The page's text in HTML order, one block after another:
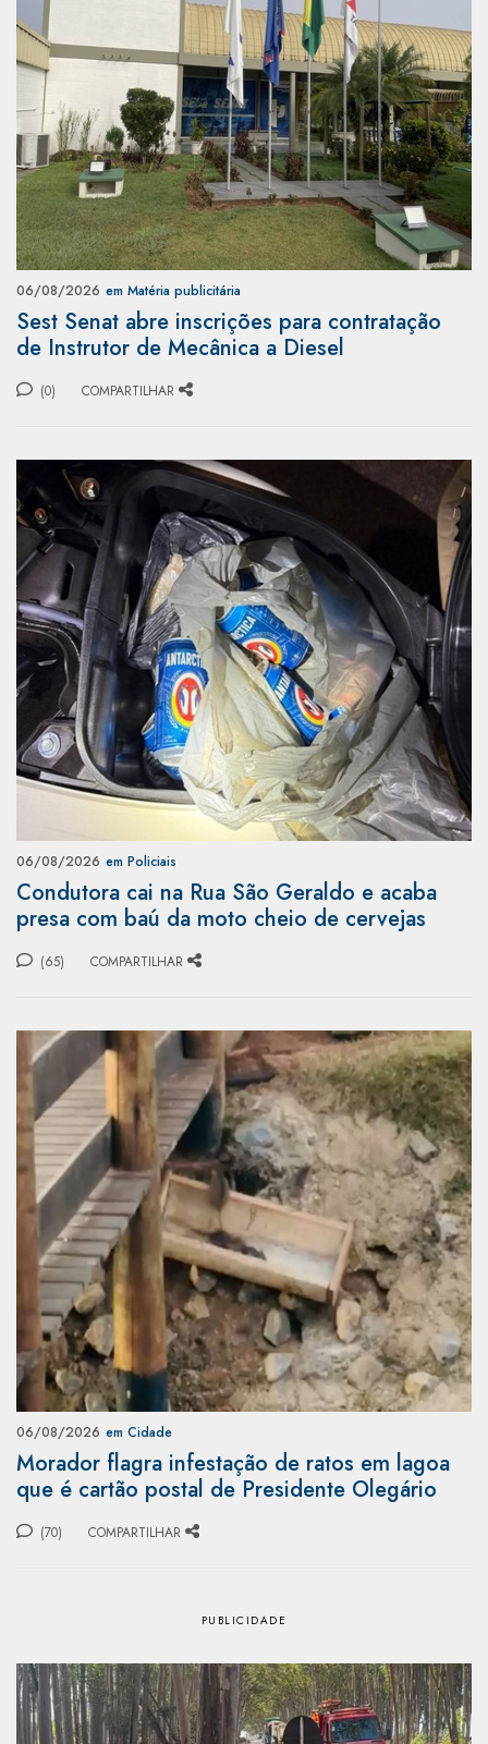
06/08/2026 em Matéria publicitária
Sest Senat abre inscrições para contratação
de Instrutor de Mecânica a Diesel
(0) COMPARTILHAR
06/08/2026 em Policiais
Condutora cai na Rua São Geraldo e acaba
presa com baú da moto cheio de cervejas
(65) COMPARTILHAR
06/08/2026 em Cidade
Morador flagra infestação de ratos em lagoa
que é cartão postal de Presidente Olegário
(70) COMPARTILHAR